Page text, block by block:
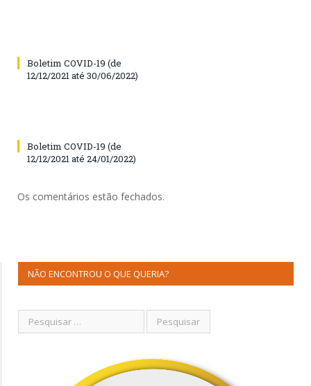
Boletim COVID-19 (de
12/12/2021 até 30/06/2022)
Boletim COVID-19 (de
12/12/2021 até 24/01/2022)
Os comentários estão fechados.
NÃO ENCONTROU O QUE QUERIA?